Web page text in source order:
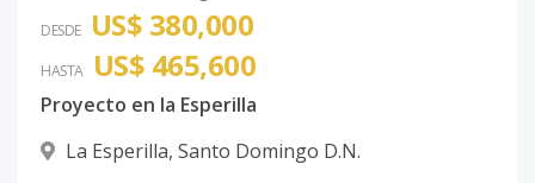
DESDE US$ 380,000
HASTA US$ 465,600
Proyecto en la Esperilla
La Esperilla, Santo Domingo D.N.